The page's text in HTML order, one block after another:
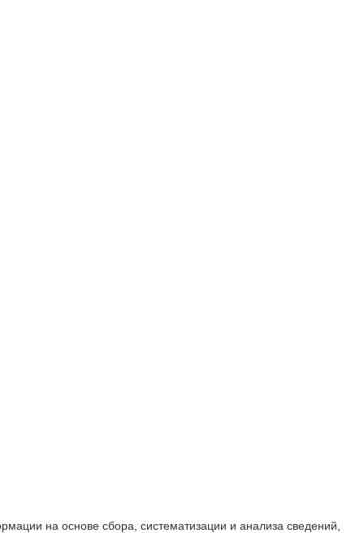
на основе сбора, систематизации и анализа сведений,